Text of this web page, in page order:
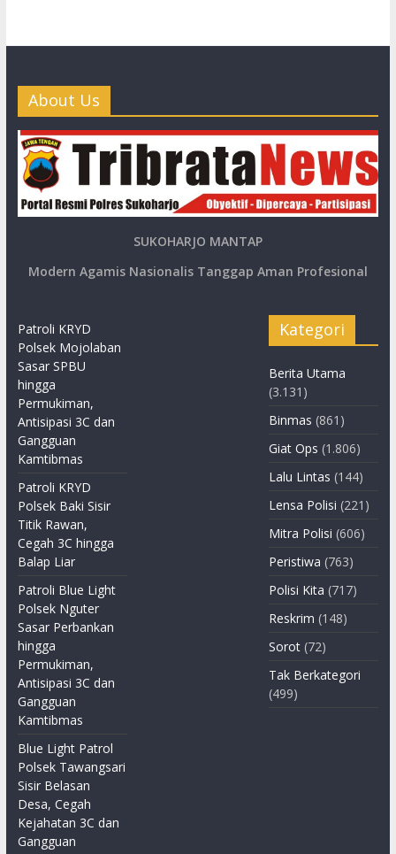
About Us
SUKOHARJO MANTAP
Modern Agamis Nasionalis Tanggap Aman Profesional
Patroli KRYD
Polsek Mojolaban
Sasar SPBU
hingga
Permukiman,
Antisipasi 3C dan
Gangguan
Kamtibmas
Patroli KRYD
Polsek Baki Sisir
Titik Rawan,
Cegah 3C hingga
Balap Liar
Patroli Blue Light
Polsek Nguter
Sasar Perbankan
hingga
Permukiman,
Antisipasi 3C dan
Gangguan
Kamtibmas
Blue Light Patrol
Polsek Tawangsari
Sisir Belasan
Desa, Cegah
Kejahatan 3C dan
Gangguan
Kategori
Berita Utama
(3.131)
Binmas (861)
Giat Ops (1.806)
Lalu Lintas (144)
Lensa Polisi (221)
Mitra Polisi (606)
Peristiwa (763)
Polisi Kita (717)
Reskrim (148)
Sorot (72)
Tak Berkategori
(499)